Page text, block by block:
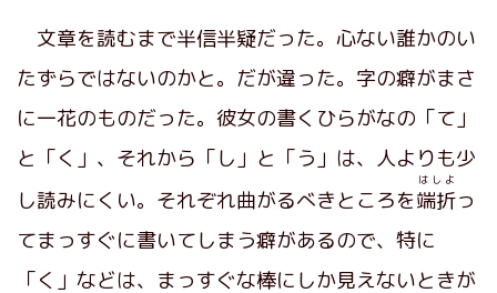
文章を読むまで半信半疑だった。心ない誰かのい
たずらではないのかと。だが違った。字の癖がまさ
に一花のものだった。彼女の書くひらがなの「て」
と「く」、それから「し」と「う」は、人よりも少
し読みにくい。それぞれ曲がるべきところを端折
はしよ
っ
てまっすぐに書いてしまう癖があるので、特に
「く」などは、まっすぐな棒にしか見えないときが